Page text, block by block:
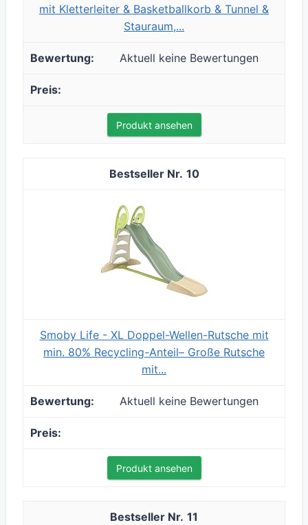
mit Kletterleiter & Basketballkorb & Tunnel &
Stauraum,...
Aktuell keine Bewertungen
Produkt ansehen
10
Smoby Life - XL Doppel-Wellen-Rutsche mit
min. 80% Recycling-Anteil– Große Rutsche
mit...
Aktuell keine Bewertungen
Produkt ansehen
11